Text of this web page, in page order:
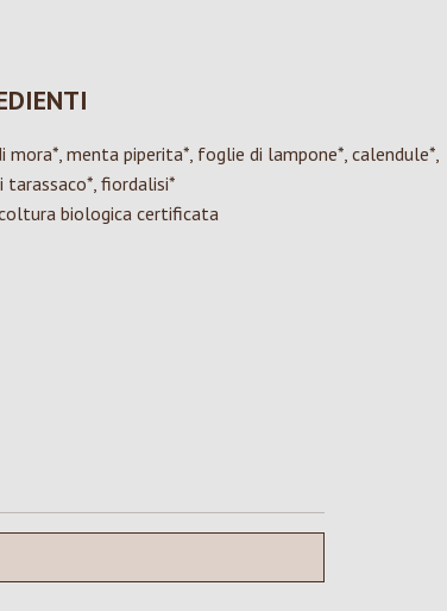
mora*, menta piperita*, foglie di lampone*, calendule*,
tarassaco*, fiordalisi*
biologica certificata